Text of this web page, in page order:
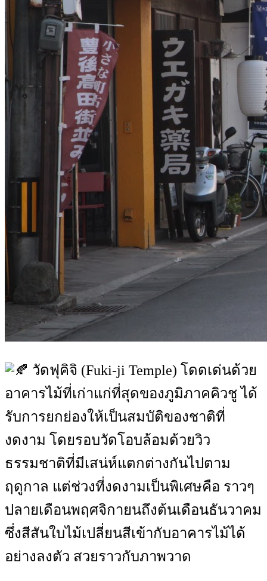
วัดฟุคิจิ (Fuki-ji Temple) โดดเด่นด้วย
อาคารไม้ที่เก่าแก่ที่สุดของภูมิภาคคิวชู ได้
รับการยกย่องให้เป็นสมบัติของชาติที่
งดงาม โดยรอบวัดโอบล้อมด้วยวิว
ธรรมชาติที่มีเสน่ห์แตกต่างกันไปตาม
ฤดูกาล แต่ช่วงที่งดงามเป็นพิเศษคือ ราวๆ
ปลายเดือนพฤศจิกายนถึงต้นเดือนธันวาคม
ซึ่งสีสันใบไม้เปลี่ยนสีเข้ากับอาคารไม้ได้
อย่างลงตัว สวยราวกับภาพวาด